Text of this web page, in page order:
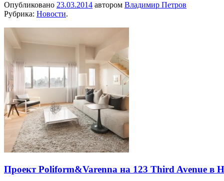
Опубликовано 23.03.2014 автором Владимир Петров
Рубрика: Новости.
Проект Poliform&Varenna на 123 Third Avenue в